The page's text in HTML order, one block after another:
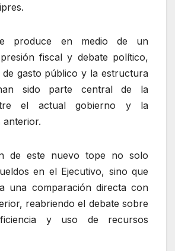
produce en medio de un
fiscal y debate político,
gasto público y la estructura
sido parte central de la
el actual gobierno y la
anterior.
de este nuevo tope no solo
en el Ejecutivo, sino que
una comparación directa con
reabriendo el debate sobre
y uso de recursos